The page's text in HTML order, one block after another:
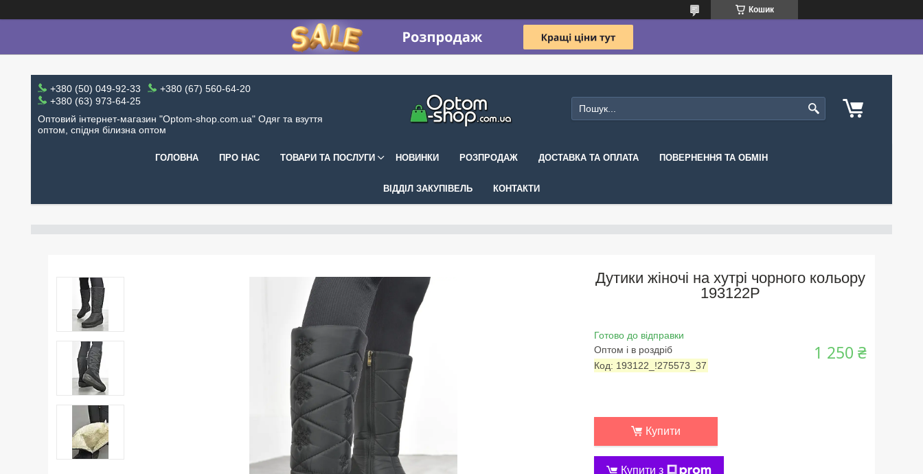
Кошик
+380 (50) 049-92-33
+380 (67) 560-64-20
+380 (63) 973-64-25
Оптовий інтернет-магазин "Optom-shop.com.ua" Одяг та взуття
оптом, спідня білизна оптом
ГОЛОВНА ПРО НАС ТОВАРИ ТА ПОСЛУГИ НОВИНКИ РОЗПРОДАЖ ДОСТАВКА ТА ОПЛАТА ПОВЕРНЕННЯ ТА ОБМІН
ВІДДІЛ ЗАКУПІВЕЛЬ КОНТАКТИ
Дутики жіночі на хутрі чорного кольору
193122P
Готово до відправки
Оптом і в роздріб
Код: 193122_!275573_37
1 250 ₴
Купити
Купити з